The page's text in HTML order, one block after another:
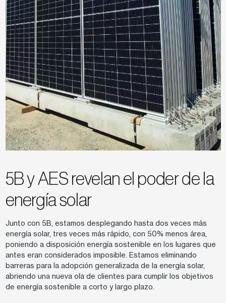
5B y AES revelan el poder de la
energía solar
Junto con 5B, estamos desplegando hasta dos veces más
energía solar, tres veces más rápido, con 50% menos área,
poniendo a disposición energía sostenible en los lugares que
antes eran considerados imposible. Estamos eliminando
barreras para la adopción generalizada de la energía solar,
abriendo una nueva ola de clientes para cumplir los objetivos
de energía sostenible a corto y largo plazo.